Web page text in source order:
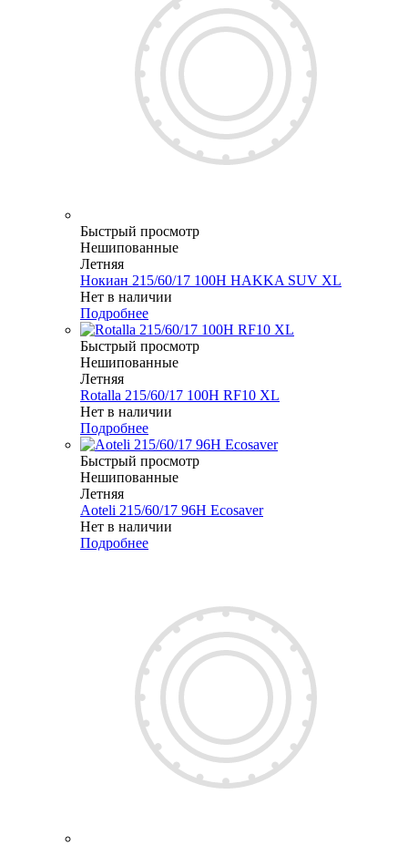
Быстрый просмотр
Нешипованные
Летняя
Нокиан 215/60/17 100H HAKKA SUV XL
Нет в наличии
Подробнее
Быстрый просмотр
Нешипованные
Летняя
Rotalla 215/60/17 100H RF10 XL
Нет в наличии
Подробнее
Быстрый просмотр
Нешипованные
Летняя
Aoteli 215/60/17 96H Ecosaver
Нет в наличии
Подробнее